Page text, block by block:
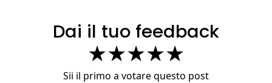
Dai il tuo feedback
★★★★★
Sii il primo a votare questo post